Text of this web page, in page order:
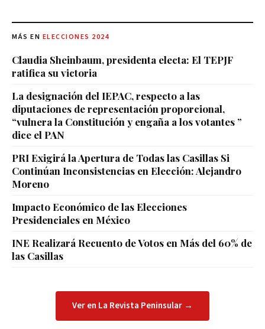
MÁS EN ELECCIONES 2024
Claudia Sheinbaum, presidenta electa: El TEPJF
ratifica su victoria
La designación del IEPAC, respecto a las
diputaciones de representación proporcional,
“vulnera la Constitución y engaña a los votantes ”
dice el PAN
PRI Exigirá la Apertura de Todas las Casillas Si
Continúan Inconsistencias en Elección: Alejandro
Moreno
Impacto Económico de las Elecciones
Presidenciales en México
INE Realizará Recuento de Votos en Más del 60% de
las Casillas
Ver en La Revista Peninsular →